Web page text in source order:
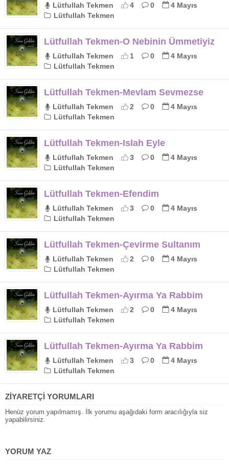
Lütfullah Tekmen 4 0
4 Mayıs
Lütfullah Tekmen
Lütfullah Tekmen-O Nebinin Ümmetiyiz
Lütfullah Tekmen 1 0
4 Mayıs
Lütfullah Tekmen
Lütfullah Tekmen-Mevlam Sevmezse
Lütfullah Tekmen 2 0
4 Mayıs
Lütfullah Tekmen
Lütfullah Tekmen-Islah Eyle
Lütfullah Tekmen 3 0
4 Mayıs
Lütfullah Tekmen
Lütfullah Tekmen-Efendim
Lütfullah Tekmen 3 0
4 Mayıs
Lütfullah Tekmen
Lütfullah Tekmen-Çevirme Sultanım
Lütfullah Tekmen 2 0
4 Mayıs
Lütfullah Tekmen
Lütfullah Tekmen-Ayırma Ya Rabbim
Lütfullah Tekmen 2 0
4 Mayıs
Lütfullah Tekmen
Lütfullah Tekmen-Ayırma Ya Rabbim
Lütfullah Tekmen 3 0
4 Mayıs
Lütfullah Tekmen
ZİYARETÇİ YORUMLARI
Henüz yorum yapılmamış. İlk yorumu aşağıdaki form aracılığıyla siz
yapabilirsiniz.
YORUM YAZ